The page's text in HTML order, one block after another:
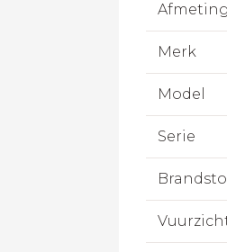
Merk
Model
Serie